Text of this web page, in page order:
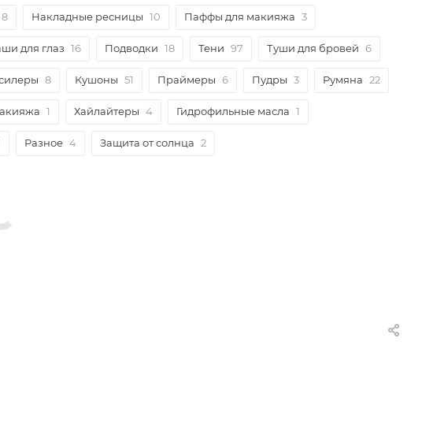
8 Накладные ресницы 10 Паффы для макияжа 3
для глаз 16 Подводки 18 Тени 97 Туши для бровей 6
8 Кушоны 51 Праймеры 6 Пудры 3 Румяна 22
1 Хайлайтеры 4 Гидрофильные масла 1
Разное 4 Защита от солнца 2